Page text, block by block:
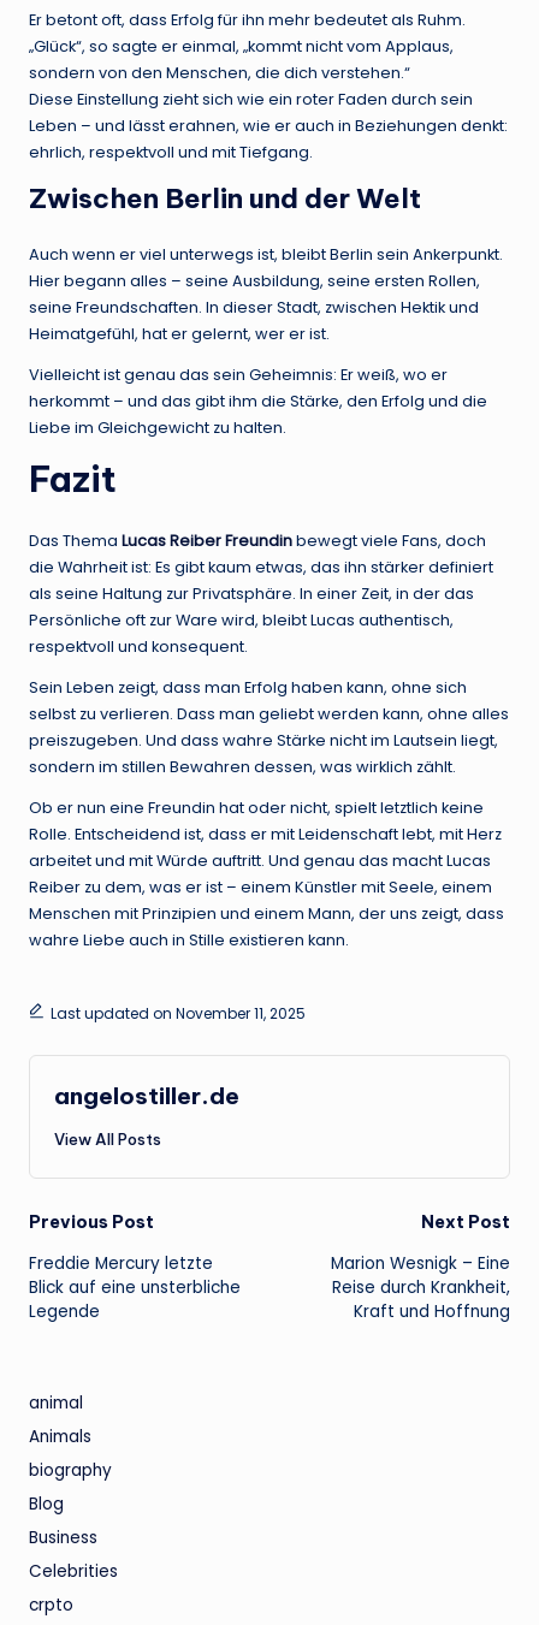
Er betont oft, dass Erfolg für ihn mehr bedeutet als Ruhm.
„Glück“, so sagte er einmal, „kommt nicht vom Applaus,
sondern von den Menschen, die dich verstehen.“
Diese Einstellung zieht sich wie ein roter Faden durch sein
Leben – und lässt erahnen, wie er auch in Beziehungen denkt:
ehrlich, respektvoll und mit Tiefgang.
Zwischen Berlin und der Welt
Auch wenn er viel unterwegs ist, bleibt Berlin sein Ankerpunkt.
Hier begann alles – seine Ausbildung, seine ersten Rollen,
seine Freundschaften. In dieser Stadt, zwischen Hektik und
Heimatgefühl, hat er gelernt, wer er ist.
Vielleicht ist genau das sein Geheimnis: Er weiß, wo er
herkommt – und das gibt ihm die Stärke, den Erfolg und die
Liebe im Gleichgewicht zu halten.
Fazit
Das Thema Lucas Reiber Freundinbewegt viele Fans, doch
die Wahrheit ist: Es gibt kaum etwas, das ihn stärker definiert
als seine Haltung zur Privatsphäre. In einer Zeit, in der das
Persönliche oft zur Ware wird, bleibt Lucas authentisch,
respektvoll und konsequent.
Sein Leben zeigt, dass man Erfolg haben kann, ohne sich
selbst zu verlieren. Dass man geliebt werden kann, ohne alles
preiszugeben. Und dass wahre Stärke nicht im Lautsein liegt,
sondern im stillen Bewahren dessen, was wirklich zählt.
Ob er nun eine Freundin hat oder nicht, spielt letztlich keine
Rolle. Entscheidend ist, dass er mit Leidenschaft lebt, mit Herz
arbeitet und mit Würde auftritt. Und genau das macht Lucas
Reiber zu dem, was er ist – einem Künstler mit Seele, einem
Menschen mit Prinzipien und einem Mann, der uns zeigt, dass
wahre Liebe auch in Stille existieren kann.
Last updated on November 11, 2025
angelostiller.de
View All Posts
Post
navigation
Previous Post
Freddie Mercury letzte
Blick auf eine unsterbliche
Legende
Next Post
Marion Wesnigk – Eine
Reise durch Krankheit,
Kraft und Hoffnung
animal
Animals
biography
Blog
Business
Celebrities
crpto